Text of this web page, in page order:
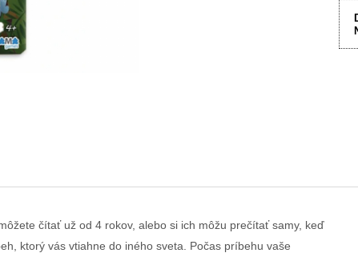
čítať už od 4 rokov, alebo si ich môžu prečítať samy, keď
ktorý vás vtiahne do iného sveta. Počas príbehu vaše